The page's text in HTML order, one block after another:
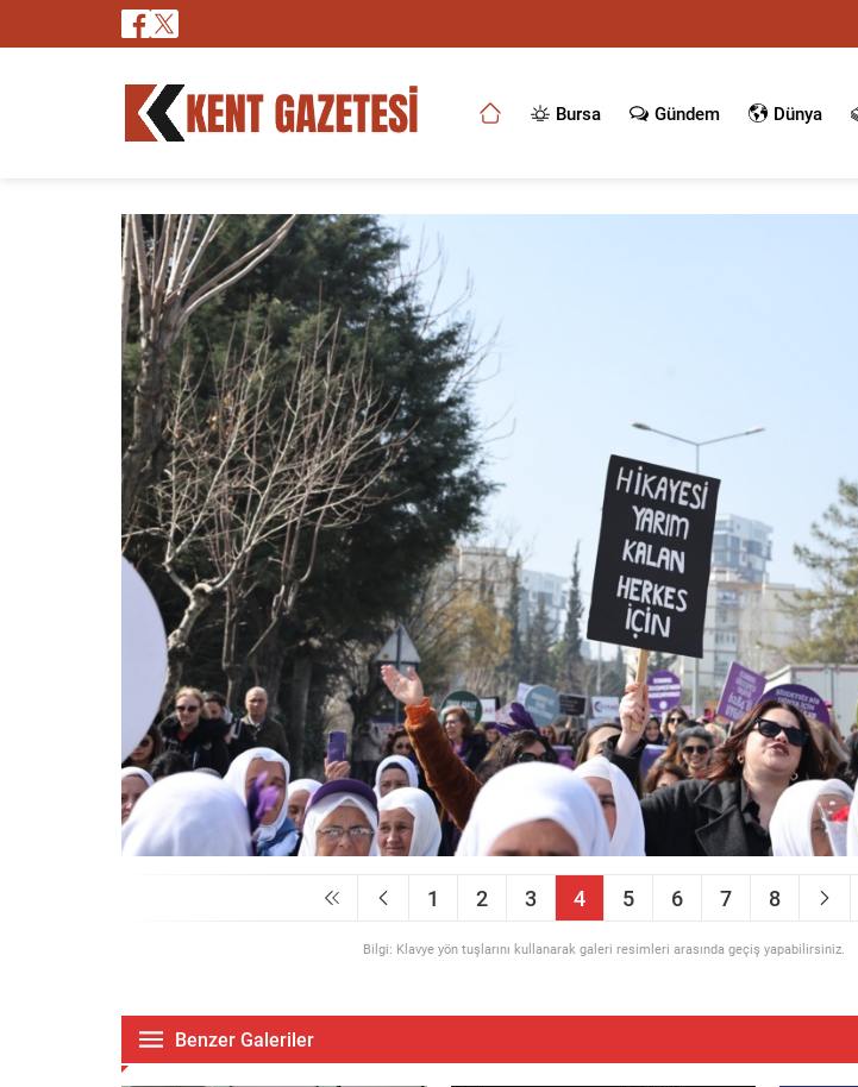
Bursa Gündem Dünya
1 2 3 4 5 6 7 8
Bilgi: Klavye yön tuşlarını kullanarak galeri resimleri arasında geçiş yapabilirsiniz.
Benzer Galeriler